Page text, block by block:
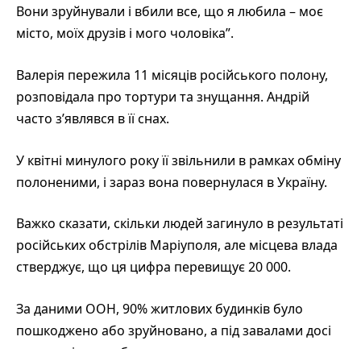
Вони зруйнували і вбили все, що я любила – моє
місто, моїх друзів і мого чоловіка”.
Валерія пережила 11 місяців російського полону,
розповідала про тортури та знущання. Андрій
часто з’являвся в її снах.
У квітні минулого року її звільнили в рамках обміну
полоненими, і зараз вона повернулася в Україну.
Важко сказати, скільки людей загинуло в результаті
російських обстрілів Маріуполя, але місцева влада
стверджує, що ця цифра перевищує 20 000.
За даними ООН, 90% житлових будинків було
пошкоджено або зруйновано, а під завалами досі